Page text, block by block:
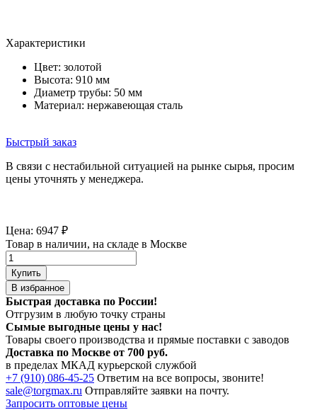
Характеристики
Цвет: золотой
Высота: 910 мм
Диаметр трубы: 50 мм
Материал: нержавеющая сталь
Быстрый заказ
В связи с нестабильной ситуацией на рынке сырья, просим
цены уточнять у менеджера.
Цена: 6947 ₽
Товар в наличии, на складе в Москве
Купить
В избранное
Быстрая доставка по России!
Отгрузим в любую точку страны
Сымые выгодные цены у нас!
Товары своего производства и прямые поставки с заводов
Доставка по Москве от 700 руб.
в пределах МКАД курьерской службой
+7 (910) 086-45-25 Ответим на все вопросы, звоните!
sale@torgmax.ru Отправляйте заявки на почту.
Запросить оптовые цены